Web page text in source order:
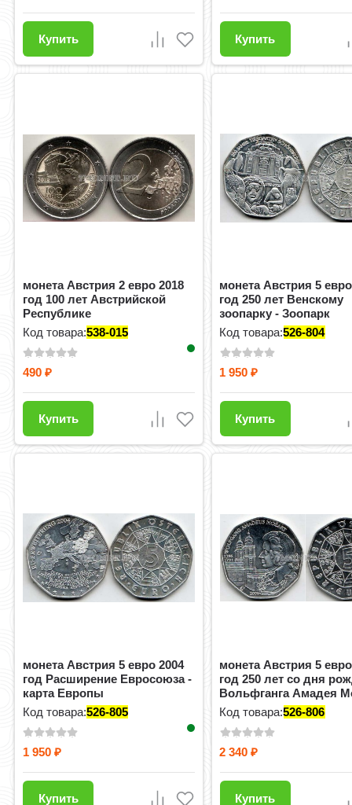
Купить Купить
монета Австрия 2 евро 2018
год 100 лет Австрийской
Республике
Код товара:538-015
490₽
Купить
монета Австрия 5
год 250 лет Венскому
зоопарку - Зоопарк
Шенбрунн
Код товара:526-804
1 950₽
Купить
монета Австрия 5 евро 2004
год Расширение Евросоюза -
карта Европы
Код товара:526-805
1 950₽
Купить
монета Австрия 5
год 250 лет со дня
Вольфганга Амадея
Код товара:526-806
2 340₽
Купить